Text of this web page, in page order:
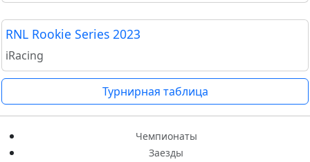
RNL Rookie Series 2023
iRacing
Турнирная таблица
Чемпионаты
Заезды